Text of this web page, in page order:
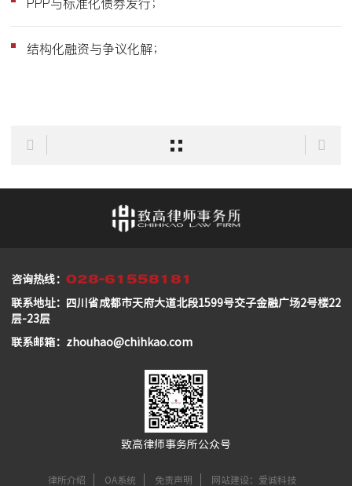
结构化融资与争议化解；
咨询热线： 028-61558181
联系地址：四川省成都市天府大道北段1599号交子金融广场2号楼22
层-23层
联系邮箱：zhouhao@chihkao.com
致高律师事务所公众号
律所介绍 OA系统 免责声明 网站建设：爱诚科技